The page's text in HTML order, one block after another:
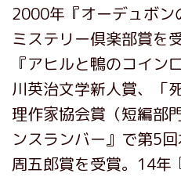
2000年『オーデュボ
ミステリー倶楽部賞を
『アヒルと鴨のコイン
川英治文学新人賞、「
理作家協会賞（短編部
ンスランバー』で第5
周五郎賞を受賞。14年